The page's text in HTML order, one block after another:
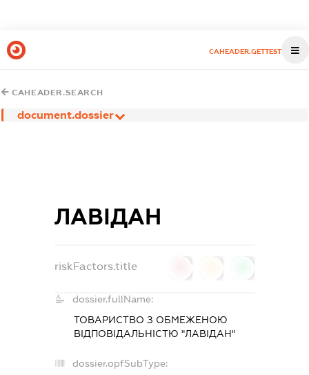
CAHEADER.GETTEST
CAHEADER.SEARCH
document.dossier
ЛАВІДАН
riskFactors.title
dossier.fullName:
ТОВАРИСТВО З ОБМЕЖЕНОЮ
ВІДПОВІДАЛЬНІСТЮ "ЛАВІДАН"
dossier.opfSubType: